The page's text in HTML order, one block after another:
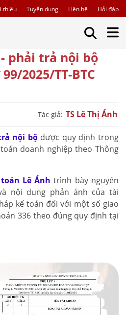
thiệu Tuyển dụng Liên hệ Hỏi đáp
phải trả nội bộ
2025/TT-BTC
Tác giả: TS Lê Thị Ánh
nội bộđược quy định trong
doanh nghiệp theo Thông
Lê Ánh trình bày nguyên
nội dung phản ánh của tài
kế toán đối với một số giao
336 theo đúng quy định tại